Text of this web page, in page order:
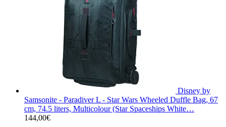
Disney by
Samsonite - Paradiver L - Star Wars Wheeled Duffle Bag, 67
cm, 74.5 liters, Multicolour (Star Spaceships White…
144,00€